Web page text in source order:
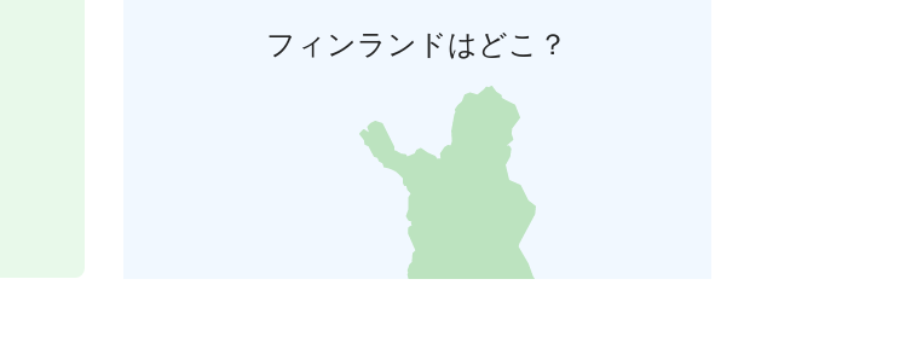
フィンランドはどこ？